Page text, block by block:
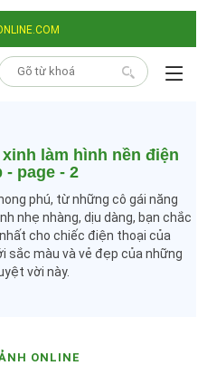
làm hình nền điện
- page - 2
phú, từ những cô gái năng
nhẹ nhàng, dịu dàng, bạn chắc
cho chiếc điện thoại của
sắc màu và vẻ đẹp của những
vời này.
ONLINE